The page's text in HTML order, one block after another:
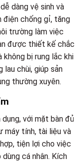
dàng vệ sinh và
điện chống gỉ, tăng
trường làm việc
được thiết kế chắc
bị rung lắc khi
lau chùi, giúp sản
thường xuyên.
với mặt bàn đủ
máy tính, tài liệu và
tiện lợi cho việc
cá nhân. Kích